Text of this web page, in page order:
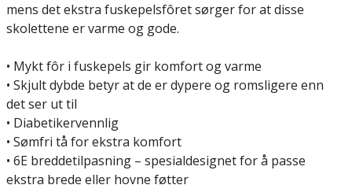
mens det ekstra fuskepelsfôret sørger for at disse
skolettene er varme og gode.
• Mykt fôr i fuskepels gir komfort og varme
• Skjult dybde betyr at de er dypere og romsligere enn
det ser ut til
• Diabetikervennlig
• Sømfri tå for ekstra komfort
• 6E breddetilpasning – spesialdesignet for å passe
ekstra brede eller hovne føtter